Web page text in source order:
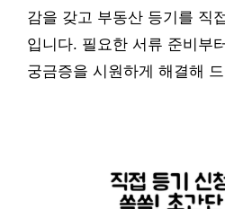
감을 갖고 부동산 등기를 직
입니다. 필요한 서류 준비부
궁금증을 시원하게 해결해